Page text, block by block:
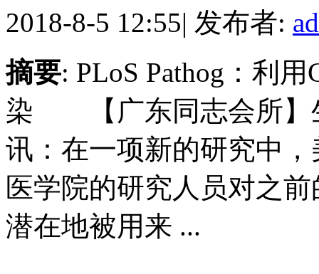
2018-8-5 12:55| 发布者:
摘要: PLoS Pathog：利
染 【广东同志会所】
讯：在一项新的研究中
医学院的研究人员对之
潜在地被用来 ...